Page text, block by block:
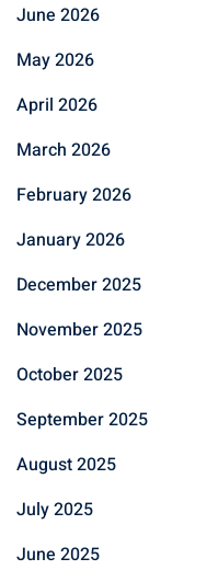
June 2026
May 2026
April 2026
March 2026
February 2026
January 2026
December 2025
November 2025
October 2025
September 2025
August 2025
July 2025
June 2025